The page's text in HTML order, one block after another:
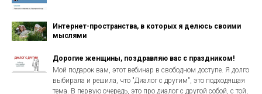
Интернет-пространства, в которых я делюсь своими
мыслями
Дорогие женщины, поздравляю вас с праздником!
Мой подарок вам, этот вебинар в свободном доступе. Я долго
выбирала и решила, что "Диалог с другим", это подходящая
тема. В первую очередь, это про диалог с другой собой, с той,